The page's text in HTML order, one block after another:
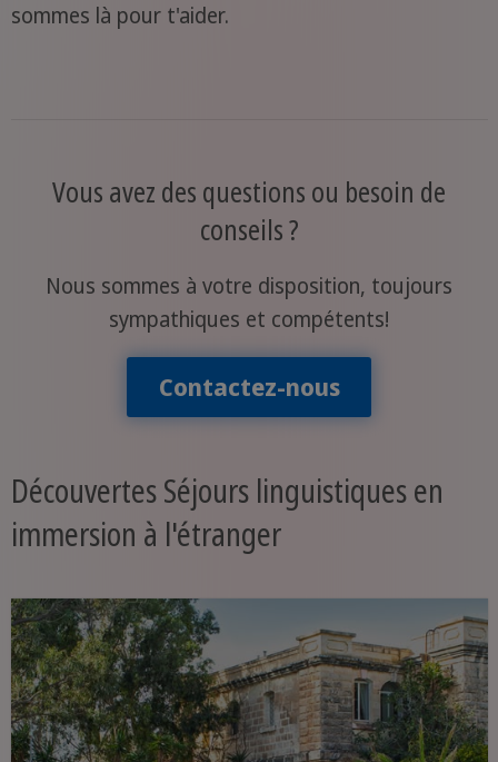
sommes là pour t'aider.
Vous avez des questions ou besoin de
conseils ?
Nous sommes à votre disposition, toujours
sympathiques et compétents!
Contactez-nous
Découvertes Séjours linguistiques en
immersion à l'étranger